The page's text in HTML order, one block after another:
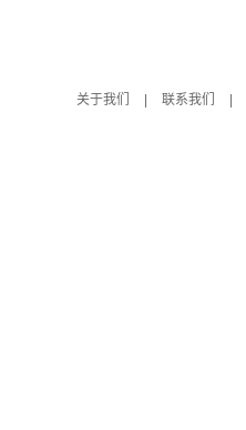
关于我们
联系我们